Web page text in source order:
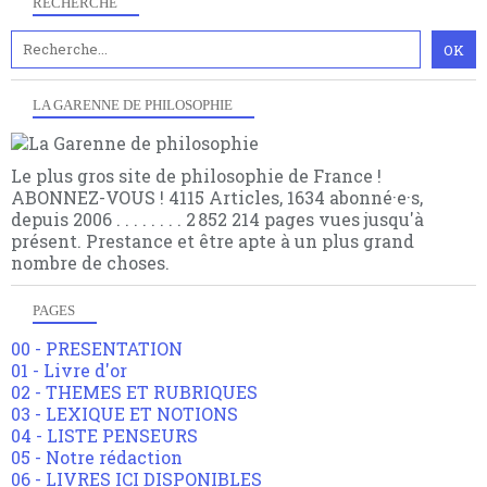
LA GARENNE DE PHILOSOPHIE
Le plus gros site de philosophie de France !
ABONNEZ-VOUS ! 4115 Articles, 1634 abonné·e·s,
depuis 2006 . . . . . . . . 2 852 214 pages vues jusqu'à
présent. Prestance et être apte à un plus grand
nombre de choses.
PAGES
00 - PRESENTATION
01 - Livre d'or
02 - THEMES ET RUBRIQUES
03 - LEXIQUE ET NOTIONS
04 - LISTE PENSEURS
05 - Notre rédaction
06 - LIVRES ICI DISPONIBLES